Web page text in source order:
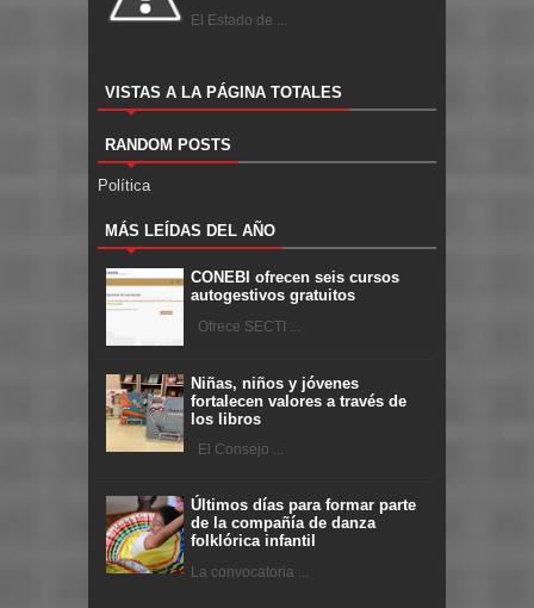
El Estado de ...
VISTAS A LA PÁGINA TOTALES
RANDOM POSTS
Política
MÁS LEÍDAS DEL AÑO
CONEBI ofrecen seis cursos
autogestivos gratuitos
Ofrece SECTI ...
Niñas, niños y jóvenes
fortalecen valores a través de
los libros
El Consejo ...
Últimos días para formar parte
de la compañía de danza
folklórica infantil
La convocatoria ...